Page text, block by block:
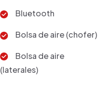
Bluetooth
Bolsa de aire (chofer)
Bolsa de aire
(laterales)